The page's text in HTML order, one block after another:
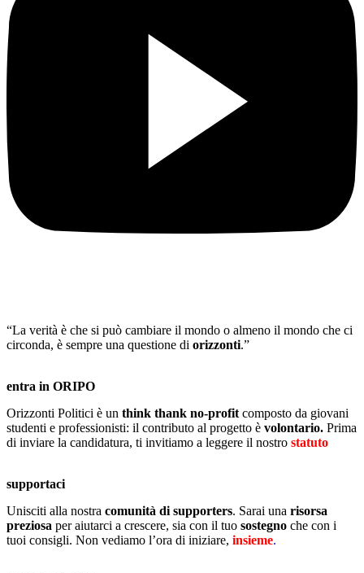
“La verità è che si può cambiare il mondo o almeno il mondo che ci
circonda, è sempre una questione di orizzonti.”
entra in ORIPO
Orizzonti Politici è un think thank no-profit composto da giovani
studenti e professionisti: il contributo al progetto è volontario. Prima
di inviare la candidatura, ti invitiamo a leggere il nostro statuto
supportaci
Unisciti alla nostra comunità di supporters. Sarai una risorsa
preziosa per aiutarci a crescere, sia con il tuo sostegno che con i
tuoi consigli. Non vediamo l’ora di iniziare, insieme.